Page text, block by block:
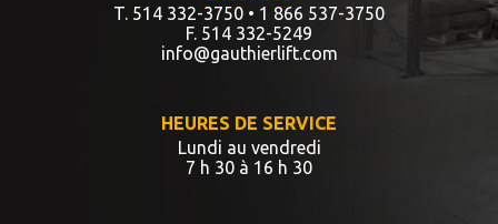
T. 514 332-3750 • 1 866 537-3750
F. 514 332-5249
info@gauthierlift.com
HEURES DE SERVICE
Lundi au vendredi
7 h 30 à 16 h 30